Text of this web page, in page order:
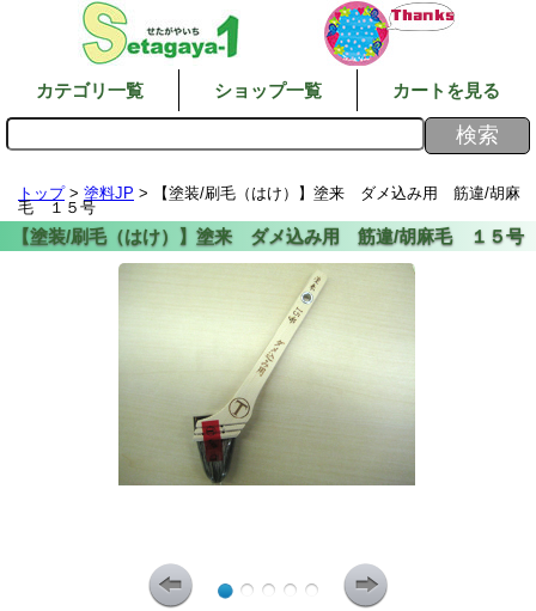
カテゴリ一覧 ショップ一覧 カートを見る
トップ> 塗料JP > 【塗装/刷毛（はけ）】塗来 ダメ込み用 筋違/胡麻
毛 １５号